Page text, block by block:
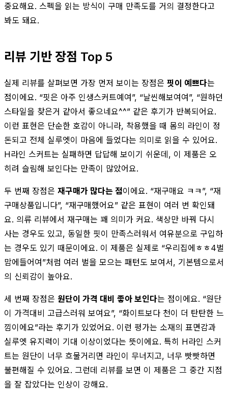
중요해요. 스펙을 읽는 방식이 구매 만족도를 거의 결정한다고
봐도 돼요.
리뷰 기반 장점 Top 5
실제 리뷰를 살펴보면 가장 먼저 보이는 장점은 핏이 예쁘다는
점이에요. “핏은 아주 인생스커트예여”, “날씬해보여여”, “원하던
스타일을 찾은거 같아서 좋으네요^^” 같은 후기가 반복되어요.
이런 표현은 단순한 호감이 아니라, 착용했을 때 몸의 라인이 정
돈되고 전체 실루엣이 마음에 들었다는 의미로 읽을 수 있어요.
H라인 스커트는 실패하면 답답해 보이기 쉬운데, 이 제품은 오
히려 슬림해 보인다는 만족이 많았어요.
두 번째 장점은 재구매가 많다는 점이에요. “재구매요 ㅋㅋ”, “재
구매상품입니다”, “재구매했어요” 같은 표현이 여러 번 확인돼
요. 의류 리뷰에서 재구매는 꽤 의미가 커요. 색상만 바꿔 다시
사는 경우도 있고, 동일한 핏이 만족스러워서 여유분으로 구입하
는 경우도 있기 때문이에요. 이 제품은 실제로 “우리집에ㅎㅎ4벌
맘에들어여”처럼 여러 벌을 모으는 패턴도 보여서, 기본템으로서
의 신뢰감이 높아요.
세 번째 장점은 원단이 가격 대비 좋아 보인다는 점이에요. “원단
이 가격대비 고급스러워 보여요”, “화이트보다 천이 더 탄탄한 느
낌이에요”라는 후기가 있었어요. 이런 평가는 소재의 표면감과
실루엣 유지력이 기대 이상이었다는 뜻이에요. 특히 H라인 스커
트는 원단이 너무 흐물거리면 라인이 무너지고, 너무 빳빳하면
불편해질 수 있어요. 그런데 리뷰를 보면 이 제품은 그 중간 지점
을 잘 잡았다는 인상이 강해요.